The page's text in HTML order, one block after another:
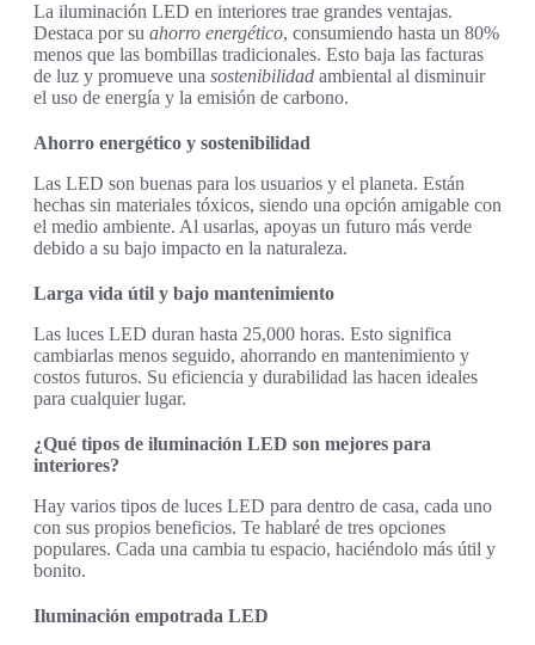
La iluminación LED en interiores trae grandes ventajas.
Destaca por su ahorro energético, consumiendo hasta un 80%
menos que las bombillas tradicionales. Esto baja las facturas
de luz y promueve una sostenibilidad ambiental al disminuir
el uso de energía y la emisión de carbono.
Ahorro energético y sostenibilidad
Las LED son buenas para los usuarios y el planeta. Están
hechas sin materiales tóxicos, siendo una opción amigable con
el medio ambiente. Al usarlas, apoyas un futuro más verde
debido a su bajo impacto en la naturaleza.
Larga vida útil y bajo mantenimiento
Las luces LED duran hasta 25,000 horas. Esto significa
cambiarlas menos seguido, ahorrando en mantenimiento y
costos futuros. Su eficiencia y durabilidad las hacen ideales
para cualquier lugar.
¿Qué tipos de iluminación LED son mejores para
interiores?
Hay varios tipos de luces LED para dentro de casa, cada uno
con sus propios beneficios. Te hablaré de tres opciones
populares. Cada una cambia tu espacio, haciéndolo más útil y
bonito.
Iluminación empotrada LED